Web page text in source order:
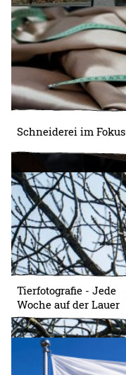
Schneiderei im Fokus
Tierfotografie - Jede
Woche auf der Lauer